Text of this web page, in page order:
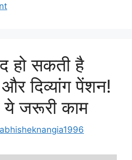
हो सकती है
और दिव्यांग पेंशन!
ये जरूरी काम
abhisheknangia1996